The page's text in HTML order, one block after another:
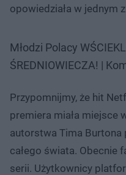
opowiedziała w jednym
Młodzi Polacy
ŚREDNIOWIECZA! |
Przypomnijmy, że hit
premiera miała miejsce
autorstwa Tima Burtona
całego świata. Obecnie
serii. Użytkownicy